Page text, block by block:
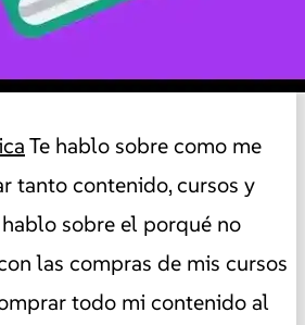
Te hablo sobre como me
tanto contenido, cursos y
sobre el porqué no
las compras de mis cursos
todo mi contenido al